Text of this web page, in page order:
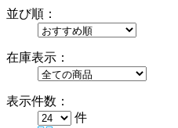
並び順：
在庫表示：
表示件数：
件